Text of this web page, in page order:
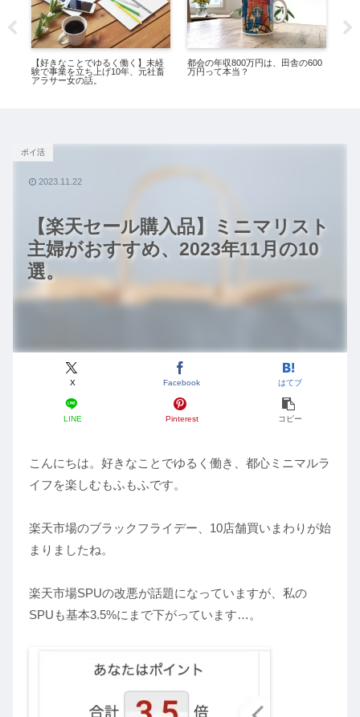
【好きなことでゆるく働く】未経
験で事業を立ち上げ10年、元社畜
アラサー女の話。
都会の年収800万円は、田舎の600
万円って本当？
【楽天セール購入品】ミニマリスト
主婦がおすすめ、2023年11月の10
選。
ポイ活
X Facebook はてブ
LINE Pinterest コピー
2023.11.22
こんにちは。好きなことでゆるく働き、都心ミニマルラ
イフを楽しむもふもふです。
楽天市場のブラックフライデー、10店舗買いまわりが始
まりましたね。
楽天市場SPUの改悪が話題になっていますが、私の
SPUも基本3.5%にまで下がっています…。